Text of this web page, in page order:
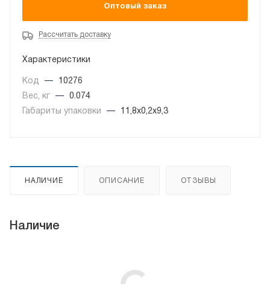
Оптовый заказ
Рассчитать доставку
Характеристики
Код —
10276
Вес, кг
—
0.074
Габариты упаковки
— 11,8x0,2x9,3
НАЛИЧИЕ ОПИСАНИЕ ОТЗЫВЫ
Наличие